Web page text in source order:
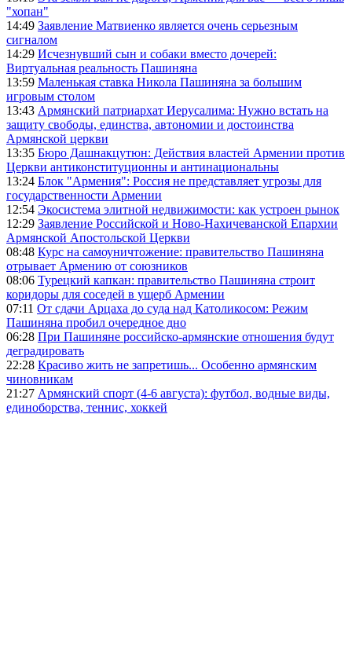
"хопан"
14:49 Заявление Матвиенко является очень серьезным
сигналом
14:29 Исчезнувший сын и собаки вместо дочерей:
Виртуальная реальность Пашиняна
13:59 Маленькая ставка Никола Пашиняна за большим
игровым столом
13:43 Армянский патриархат Иерусалима: Нужно встать на
защиту свободы, единства, автономии и достоинства
Армянской церкви
13:35 Бюро Дашнакцутюн: Действия властей Армении против
Церкви антиконституционны и антинациональны
13:24 Блок "Армения": Россия не представляет угрозы для
государственности Армении
12:54 Экосистема элитной недвижимости: как устроен рынок
12:29 Заявление Российской и Ново-Нахичеванской Епархии
Армянской Апостольской Церкви
08:48 Курс на самоуничтожение: правительство Пашиняна
отрывает Армению от союзников
08:06 Турецкий капкан: правительство Пашиняна строит
коридоры для соседей в ущерб Армении
07:11 От сдачи Арцаха до суда над Католикосом: Режим
Пашиняна пробил очередное дно
06:28 При Пашиняне российско-армянские отношения будут
деградировать
22:28 Красиво жить не запретишь... Особенно армянским
чиновникам
21:27 Армянский спорт (4-6 августа): футбол, водные виды,
единоборства, теннис, хоккей